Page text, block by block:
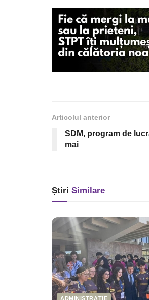
Articolul anterior
SDM, program de
mai
Știri Similare
ADMINISTRAȚIE